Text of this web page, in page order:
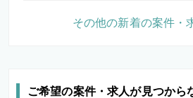
ご希望の案件・求人が見つから
その他の新着の案件・